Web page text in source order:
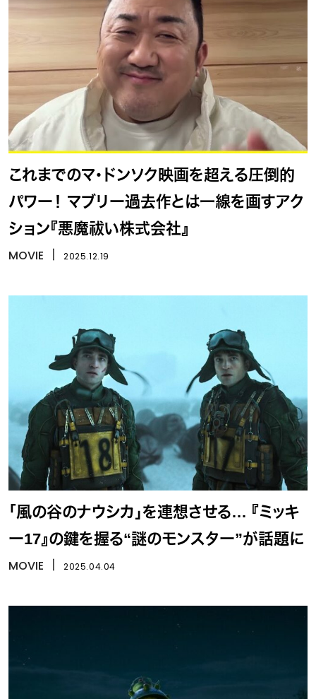
これまでのマ・ドンソク映画を超える圧倒的
パワー！ マブリー過去作とは一線を画すアク
ション『悪魔祓い株式会社』
MOVIE 2025.12.19
「風の谷のナウシカ」を連想させる… 『ミッキ
ー17』の鍵を握る“謎のモンスター”が話題に
MOVIE 2025.04.04